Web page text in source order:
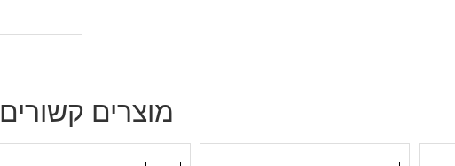
מוצרים קשורים